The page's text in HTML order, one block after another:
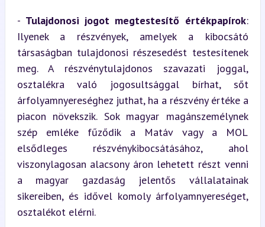
- Tulajdonosi jogot megtestesítő értékpapírok:
Ilyenek a részvények, amelyek a kibocsátó
társaságban tulajdonosi részesedést testesítenek
meg. A részvénytulajdonos szavazati joggal,
osztalékra való jogosultsággal bírhat, sőt
árfolyamnyereséghez juthat, ha a részvény értéke a
piacon növekszik. Sok magyar magánszemélynek
szép emléke fűződik a Matáv vagy a MOL
elsődleges részvénykibocsátásához, ahol
viszonylagosan alacsony áron lehetett részt venni
a magyar gazdaság jelentős vállalatainak
sikereiben, és idővel komoly árfolyamnyereséget,
osztalékot elérni.